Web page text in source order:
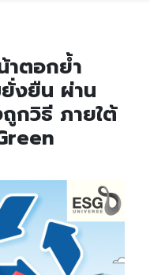
าตอกย้ำ
งยืน ผ่าน
กวิธี ภายใต้